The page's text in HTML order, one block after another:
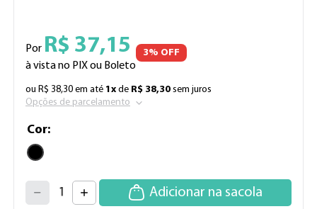
Por R$ 37,15
à vista no PIX ou Boleto
3% OFF
ou R$ 38,30 em até 1x de R$ 38,30 sem juros
Opções de parcelamento
Cor
1 Adicionar na sacola